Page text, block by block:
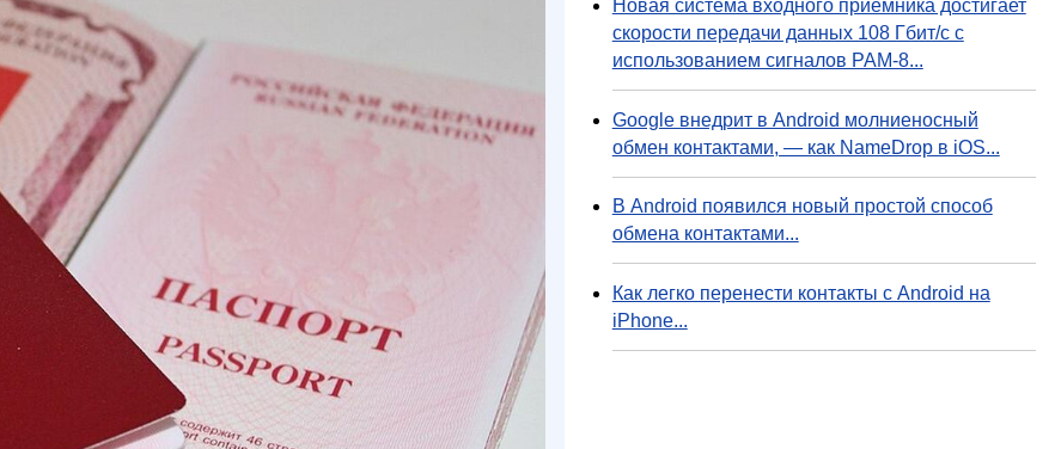
Новая система входного приемника достигает
скорости передачи данных 108 Гбит/с с
использованием сигналов PAM-8...
Google внедрит в Android молниеносный
обмен контактами, — как NameDrop в iOS...
В Android появился новый простой способ
обмена контактами...
Как легко перенести контакты с Android на
iPhone...